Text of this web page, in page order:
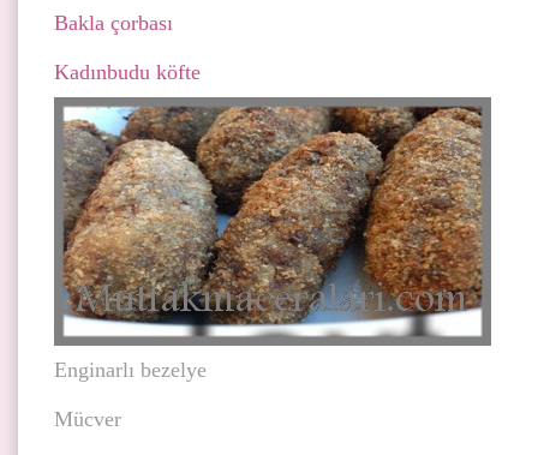
Bakla çorbası
Kadınbudu köfte
Enginarlı bezelye
Mücver